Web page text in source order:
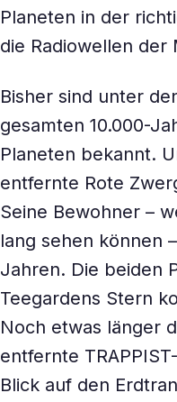
Planeten in der
die Radiowellen
Bisher sind unter
gesamten 10.000-
Planeten bekannt.
entfernte Rote
Seine Bewohner –
lang sehen können
Jahren. Die beiden
Teegardens Stern
Noch etwas länger
entfernte
Blick auf den